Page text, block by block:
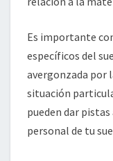
Es importante
específicos del
avergonzada por
situación
pueden dar
personal de tu